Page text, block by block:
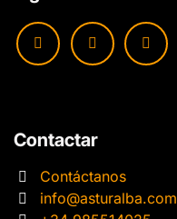
Contactar
Contáctanos
info@asturalba.com